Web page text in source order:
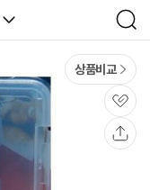
검
색
상품비교
관
심